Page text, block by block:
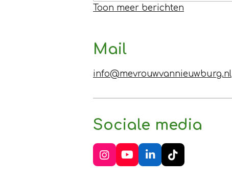
Toon meer berichten
Mail
info@mevrouwvannieuwburg.nl
Sociale media
I
n
Y
o
L
i
T
i